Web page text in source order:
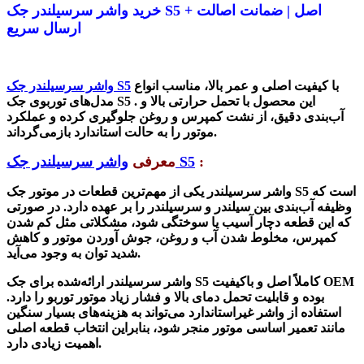
خرید واشر سرسیلندر جک S5 اصل | ضمانت اصالت +
ارسال سریع
واشر سرسیلندر جک S5 با کیفیت اصلی و عمر بالا، مناسب انواع
مدل‌های توربوی جک S5 . این محصول با تحمل حرارتی بالا و
آب‌بندی دقیق، از نشت کمپرس و روغن جلوگیری کرده و عملکرد
موتور را به حالت استاندارد بازمی‌گرداند.
معرفی S5 :
وا شر سرسیلندر یکی از مهم‌ترین قطعات در موتور جک S5 است که
وظیفه آب‌بندی بین سیلندر و سرسیلندر را بر عهده دارد. در صورتی
که این قطعه دچار آسیب یا سوختگی شود، مشکلاتی مثل کم شدن
کمپرس، مخلوط شدن آب و روغن، جوش آوردن موتور و کاهش
شدید توان به وجود می‌آید.
واشر سرسیلندر ارائه‌شده برای جک S5 کاملاً اصل و باکیفیتOEM
بوده و قابلیت تحمل دمای بالا و فشار زیاد موتور توربو را دارد.
استفاده از واشر غیراستاندارد می‌تواند به هزینه‌های بسیار سنگین
مانند تعمیر اساسی موتور منجر شود، بنابراین انتخاب قطعه اصلی
اهمیت زیادی دارد .